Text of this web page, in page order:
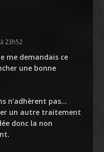
23h52
me demandais ce
une bonne
n’adhèrent pas…
un autre traitement
donc la non